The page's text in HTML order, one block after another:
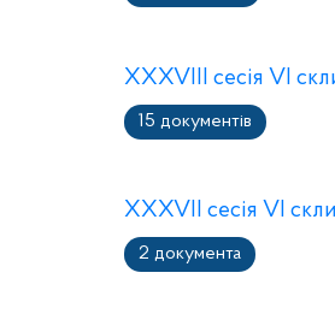
XXXVIІІ сесія VI
15 документів
XXXVIІ сесія VI
2 документа